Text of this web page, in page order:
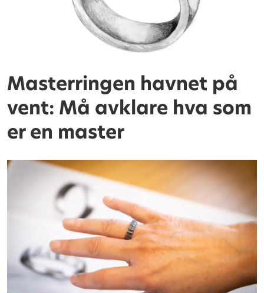
Masterringen havnet på
vent: Må avklare hva som
er en master